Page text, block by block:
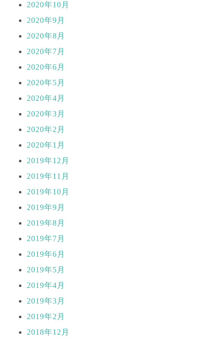
2020年10月
2020年9月
2020年8月
2020年7月
2020年6月
2020年5月
2020年4月
2020年3月
2020年2月
2020年1月
2019年12月
2019年11月
2019年10月
2019年9月
2019年8月
2019年7月
2019年6月
2019年5月
2019年4月
2019年3月
2019年2月
2018年12月